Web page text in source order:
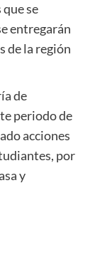
se
entregarán
de la región
de
periodo de
acciones
por
y